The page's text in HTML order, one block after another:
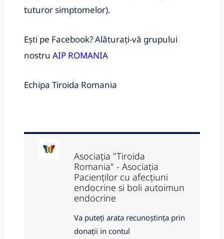
tuturor simptomelor).
Ești pe Facebook? Alăturați-vă grupului
nostru AIP ROMANIA
Echipa Tiroida Romania
Asociația "Tiroida
Romania" - Asociația
Pacienților cu afecțiuni
endocrine si boli autoimun
endocrine
Va puteți arata recunoștința prin
donații in contul